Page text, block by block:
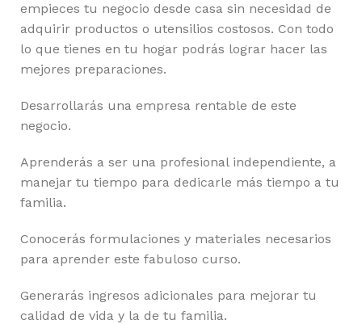
empieces tu negocio desde casa sin necesidad de
adquirir productos o utensilios costosos. Con todo
lo que tienes en tu hogar podrás lograr hacer las
mejores preparaciones.
Desarrollarás una empresa rentable de este
negocio.
Aprenderás a ser una profesional independiente, a
manejar tu tiempo para dedicarle más tiempo a tu
familia.
Conocerás formulaciones y materiales necesarios
para aprender este fabuloso curso.
Generarás ingresos adicionales para mejorar tu
calidad de vida y la de tu familia.